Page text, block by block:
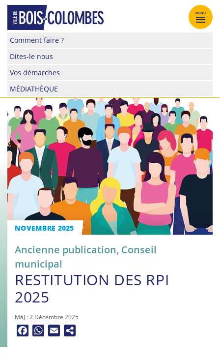
Skip
content
Site
de
la
de
Bois-
Colombes
Comment faire ?
Dites-le nous
Vos démarches
MÉDIATHÈQUE
MENU
NOVEMBRE 2025
Ancienne publication, Conseil
municipal
RESTITUTION DES RPI
2025
MàJ : 2 Décembre 2025
FacebookWhatsApp
Email